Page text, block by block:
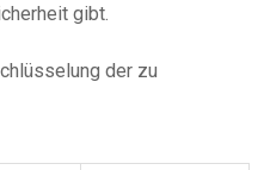
gibt.
der zu